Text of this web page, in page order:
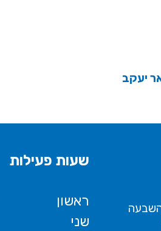
יעקב
שעות פעילות
ראשון
שני